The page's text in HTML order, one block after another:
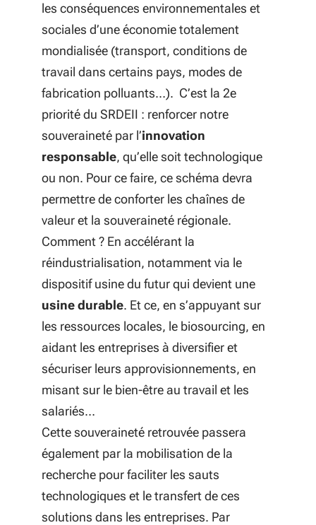
les conséquences environnementales et
sociales d’une économie totalement
mondialisée (transport, conditions de
travail dans certains pays, modes de
fabrication polluants…). C’est la 2e
priorité du SRDEII : renforcer notre
souveraineté par l’innovation
responsable, qu’elle soit technologique
ou non. Pour ce faire, ce schéma devra
permettre de conforter les chaînes de
valeur et la souveraineté régionale.
Comment ? En accélérant la
réindustrialisation, notamment via le
dispositif usine du futur qui devient une
usine durable. Et ce, en s’appuyant sur
les ressources locales, le biosourcing, en
aidant les entreprises à diversifier et
sécuriser leurs approvisionnements, en
misant sur le bien-être au travail et les
salariés…
Cette souveraineté retrouvée passera
également par la mobilisation de la
recherche pour faciliter les sauts
technologiques et le transfert de ces
solutions dans les entreprises. Par